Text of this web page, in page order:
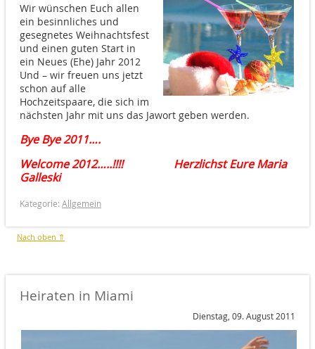
Wir wünschen Euch allen
ein besinnliches und
gesegnetes Weihnachtsfest
und einen guten Start in
ein Neues (Ehe) Jahr 2012
Und – wir freuen uns jetzt
schon auf alle
Hochzeitspaare, die sich im
nächsten Jahr mit uns das Jawort geben werden.
Bye Bye 2011….
Welcome 2012…..!!!!Herzlichst Eure Maria
Galleski
Kategorie: Allgemein
Nach oben ⇑
Heiraten in Miami
Dienstag, 09. August 2011